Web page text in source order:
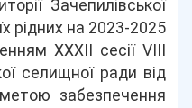
Зачепилівської
рідних на 2023-2025
XXXII сесії VIII
селищної ради від
забезпечення